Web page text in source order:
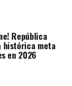
República
histórica meta
en 2026